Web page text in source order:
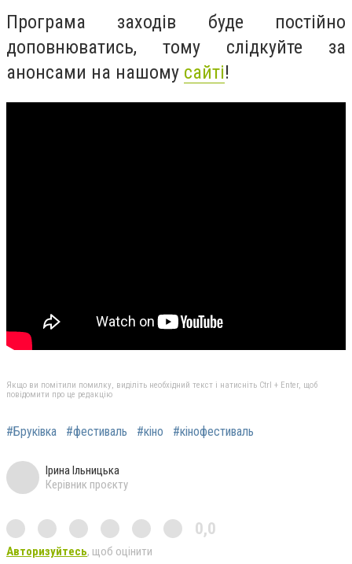
Програма заходів буде постійно
доповнюватись, тому слідкуйте за
анонсами на нашому сайті!
Якщо ви помітили помилку, виділіть необхідний текст і натисніть Ctrl + Enter, щоб
повідомити про це редакцію
#Бруківка #фестиваль #кіно #кінофестиваль
Ірина Ільницька
Керівник проєкту
0,0
Авторизуйтесь, щоб оцінити